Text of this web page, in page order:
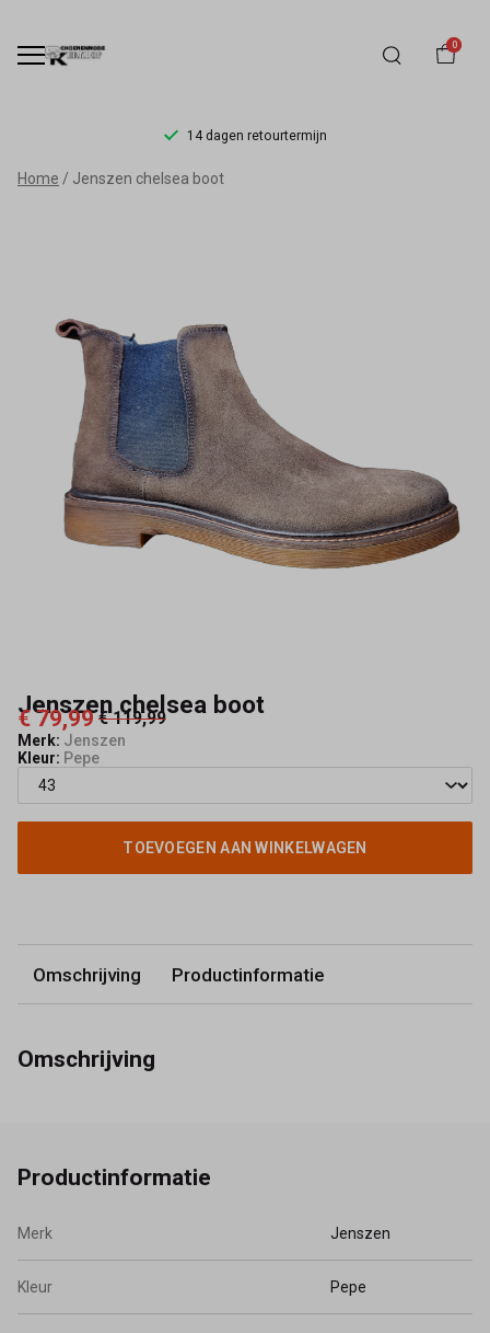
0
14 dagen retourtermijn
Jenszen
Schoenmode
Kerkhof
Home Jenszen chelsea boot
Jenszen chelsea boot
€ 79,99 € 119,99
Merk: Jenszen
Kleur: Pepe
TOEVOEGEN AAN WINKELWAGEN
Omschrijving Productinformatie
Omschrijving
Productinformatie
Merk Jenszen
Kleur Pepe